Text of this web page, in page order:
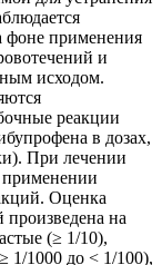
фоне применения
и
исходом.
реакции
в дозах,
При лечении
применении
Оценка
на
(≥ 1/10),
1/1000 до < 1/100),